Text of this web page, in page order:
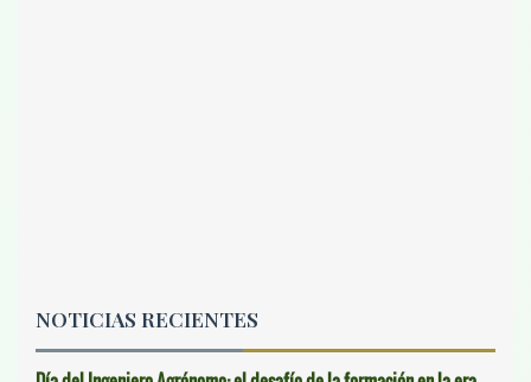
NOTICIAS RECIENTES